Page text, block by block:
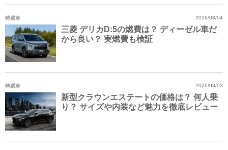
特選車
三菱 デリカD:5の燃費は？ ディーゼル車だ
から良い？ 実燃費も検証
2026/08/04
特選車
新型クラウンエステートの価格は？ 何人乗
り？ サイズや内装など魅力を徹底レビュー
2026/08/03